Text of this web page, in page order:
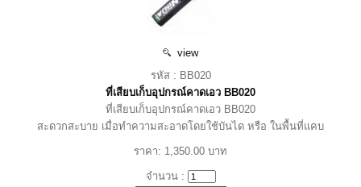
view
รหัส : BB020
ที่เสียบเก็บอุปกรณ์คาดเอว BB020
ที่เสียบเก็บอุปกรณ์คาดเอว BB020
สะดวกสะบาย เมื่อทำความสะอาดโดยใช้บันได หรือ ในพื้นที่แคบ
ราคา: 1,350.00 บาท
จำนวน :